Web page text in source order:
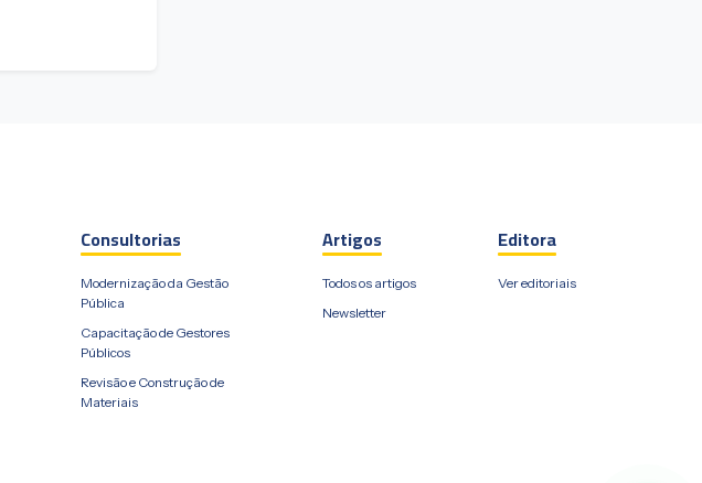
Consultorias
Modernização da Gestão
Pública
Capacitação de Gestores
Públicos
Revisão e Construção de
Materiais
Artigos
Todos os artigos
Newsletter
Editora
Ver editoriais